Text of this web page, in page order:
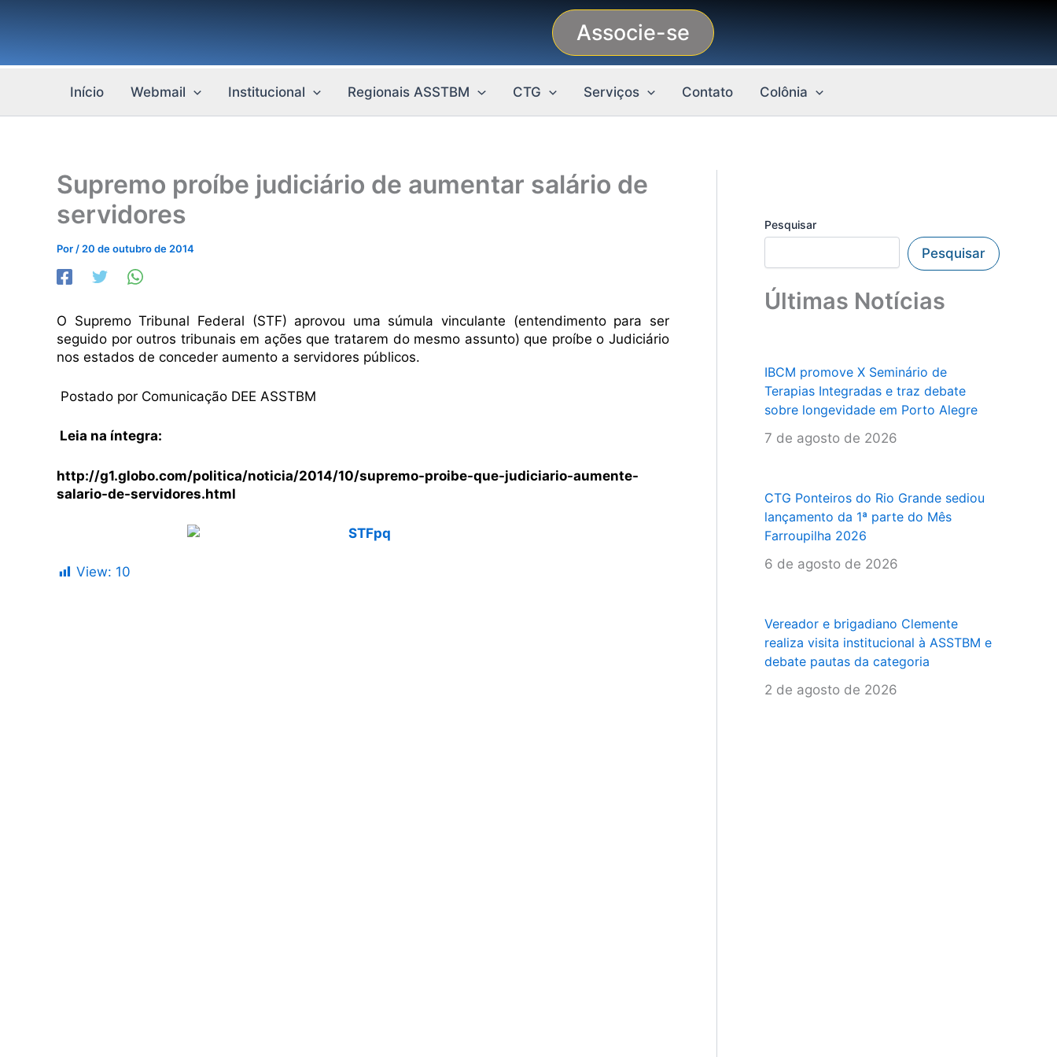
conteúdo
Associe-se
Início Webmail Institucional Regionais ASSTBM CTG Serviços Contato Colônia
Supremo proíbe judiciário de aumentar salário de
servidores
Por / 20 de outubro de 2014
O Supremo Tribunal Federal (STF) aprovou uma súmula vinculante (entendimento para ser
seguido poroutros tribunais em ações que tratarem do mesmo assunto) que proíbe o Judiciário
nos estados de conceder aumento a servidores públicos.
Postado por Comunicação DEE ASSTBM
Leia na íntegra:
http://g1.globo.com/politica/noticia/2014/10/supremo-proibe-que-judiciario-aumente-
salario-de-servidores.html
View: 10
Pesquisar
Pesquisar
Últimas Notícias
IBCM promove X Seminário de
Terapias Integradas e traz debate
sobre longevidade em Porto Alegre
7 de agosto de 2026
CTG Ponteiros do Rio Grande sediou
lançamento da 1ª parte do Mês
Farroupilha 2026
6 de agosto de 2026
Vereador e brigadiano Clemente
realiza visita institucional à ASSTBM e
debate pautas da categoria
2 de agosto de 2026